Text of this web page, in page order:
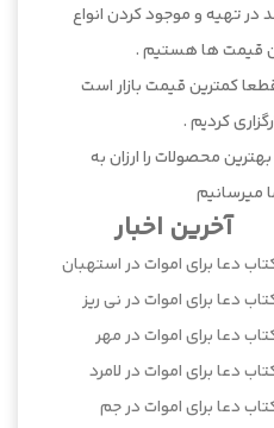
تهیه و موجود کردن انواع
قیمت ها هستیم .
کمترین قیمت بازار است
کردیم .
محصولات را ارزان به
آخرین اخبار
دعا برای اموات در استهبان
دعا برای اموات در نی ریز
دعا برای اموات در مهر
دعا برای اموات در لامرد
دعا برای اموات در جم